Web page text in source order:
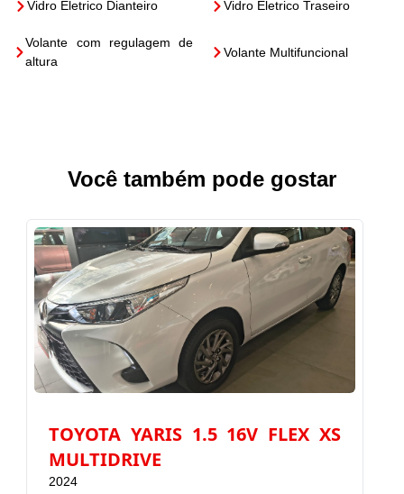
Vidro Eletrico Dianteiro Vidro Eletrico Traseiro
Volante com regulagem de
altura
Volante Multifuncional
Você também pode gostar
TOYOTA YARIS 1.5 16V FLEX XS
MULTIDRIVE
2024